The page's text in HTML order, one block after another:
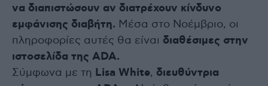
να διαπιστώσουν αν διατρέχουν κίνδυνο
εμφάνισης διαβήτη. Μέσα στο Νοέμβριο, οι
πληροφορίες αυτές θα είναι διαθέσιμες στην
ιστοσελίδα της ADA.
Σύμφωνα με τη Lisa White, διευθύντρια